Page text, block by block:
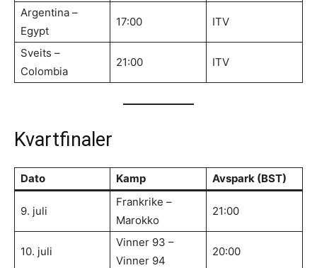
Argentina –
Egypt
17:00 ITV
Sveits –
Colombia
21:00 ITV
Kvartfinaler
Dato Kamp Avspark (BST)
9. juli
Frankrike –
Marokko
21:00
10. juli
Vinner 93 –
Vinner 94
20:00